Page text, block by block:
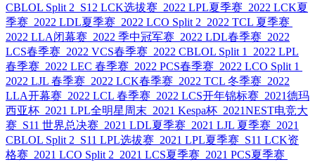
CBLOL Split 2 S12 LCK选拔赛 2022 LPL夏季赛 2022 LCK夏
季赛 2022 LDL夏季赛 2022 LCO Split 2 2022 TCL 夏季赛
2022 LLA闭幕赛 2022 季中冠军赛 2022 LDL春季赛 2022
LCS春季赛 2022 VCS春季赛 2022 CBLOL Split 1
2022 LPL
春季赛 2022 LEC 春季赛 2022 PCS春季赛 2022 LCO Split 1
2022 LJL 春季赛 2022 LCK春季赛 2022 TCL 冬季赛 2022
LLA开幕赛 2022 LCL 春季赛 2022 LCS开年锦标赛 2021德玛
西亚杯 2021 LPL全明星周末 2021 Kespa杯 2021NEST电竞大
赛 S11 世界总决赛 2021 LDL夏季赛 2021 LJL 夏季赛 2021
CBLOL Split 2 S11 LPL选拔赛 2021 LPL夏季赛 S11 LCK资
格赛 2021 LCO Split 2 2021 LCS夏季赛 2021 PCS夏季赛